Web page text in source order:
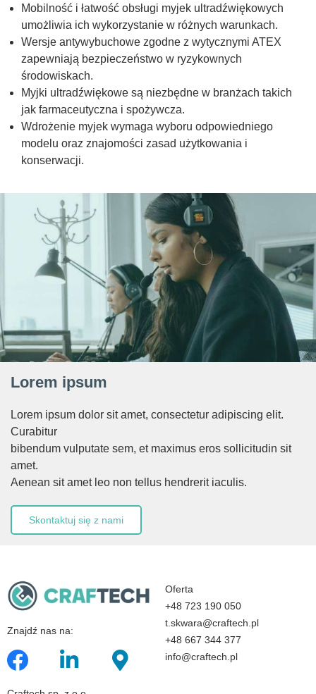
Mobilność i łatwość obsługi myjek ultradźwiękowych
umożliwia ich wykorzystanie w różnych warunkach.
Wersje antywybuchowe zgodne z wytycznymi ATEX
zapewniają bezpieczeństwo w ryzykownych
środowiskach.
Myjki ultradźwiękowe są niezbędne w branżach takich
jak farmaceutyczna i spożywcza.
Wdrożenie myjek wymaga wyboru odpowiedniego
modelu oraz znajomości zasad użytkowania i
konserwacji.
Lorem ipsum
Lorem ipsum dolor sit amet, consectetur adipiscing elit.
Curabitur
bibendum vulputate sem, et maximus eros sollicitudin sit
amet.
Aenean sit amet leo non tellus hendrerit iaculis.
Skontaktuj się z nami
Znajdź nas na:
Oferta
+48 723 190 050
t.skwara@craftech.pl
+48 667 344 377
info@craftech.pl